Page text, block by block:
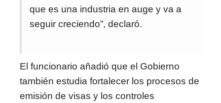
que es una industria en auge y va a
seguir creciendo”, declaró.
El funcionario añadió que el Gobierno
también estudia fortalecer los procesos de
emisión de visas y los controles